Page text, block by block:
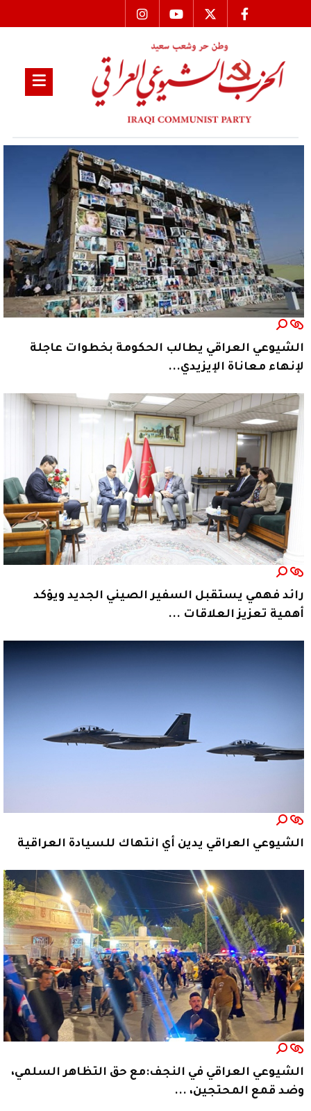
الشيوعي العراقي يطالب الحكومة بخطوات عاجلة
لإنهاء معاناة الإيزيدي...
رائد فهمي يستقبل السفير الصيني الجديد ويؤكد
أهمية تعزيز العلاقات ...
الشيوعي العراقي يدين أي انتهاك للسيادة العراقية
الشيوعي العراقي في النجف:مع حق التظاهر السلمي،
وضد قمع المحتجين، ...